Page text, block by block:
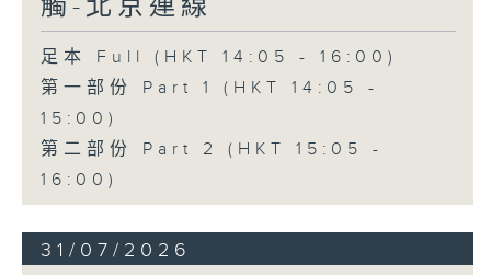
觸-北京連線
足本 Full (HKT 14:05 - 16:00)
第一部份 Part 1 (HKT 14:05 -
15:00)
第二部份 Part 2 (HKT 15:05 -
16:00)
31/07/2026